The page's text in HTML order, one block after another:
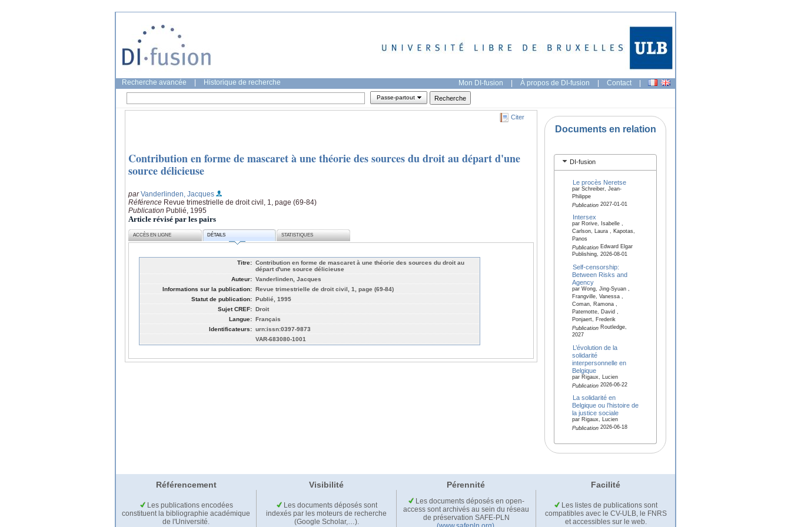
Recherche avancée Historique de recherche Mon DI-fusion | À propos de DI-fusion | Contact |
Passe-partout
Citer
Contribution en forme de mascaret à une théorie des sources du droit au départ d'une
source délicieuse
parVanderlinden, Jacques
Référence Revue trimestrielle de droit civil, 1, page (69-84)
Publication Publié, 1995
Article révisé par les pairs
ACCÈS EN LIGNE DÉTAILS STATISTIQUES
Titre: Contribution en forme de mascaret à une théorie des sources du droit au
départ d'une source délicieuse
Auteur: Vanderlinden, Jacques
Informations sur la publication: Revue trimestrielle de droit civil, 1, page (69-84)
Statut de publication: Publié, 1995
Sujet CREF: Droit
Langue: Français
Identificateurs: urn:issn:0397-9873
VAR-683080-1001
Documents en relation
DI-fusion
Le procès Neretse
par Schreiber, Jean-
Philippe
Publication2027-01-01
Intersex
par Rorive, Isabelle ,
Carlson, Laura , Kapotas,
Panos
PublicationEdward Elgar
Publishing, 2026-08-01
Self-censorship:
Between Risks and
Agency
par Wong, Jing-Syuan ,
Frangville, Vanessa ,
Coman, Ramona ,
Paternotte, David ,
Ponjaert, Frederik
PublicationRoutledge,
2027
L’évolution de la
solidarité
interpersonnelle en
Belgique
par Rigaux, Lucien
Publication2026-06-22
La solidarité en
Belgique ou l’histoire de
la justice sociale
par Rigaux, Lucien
Publication2026-06-18
Référencement Visibilité Pérennité Facilité
Les publications encodées
constituent la bibliographie académique
de l'Université.
Les documents déposés sont
indexés par les moteurs de recherche
(Google Scholar,…).
Les documents déposés en open-
access sont archivés au sein du réseau
de préservation SAFE-PLN
Les listes de publications sont
compatibles avec le CV-ULB, le FNRS
et accessibles sur le web.